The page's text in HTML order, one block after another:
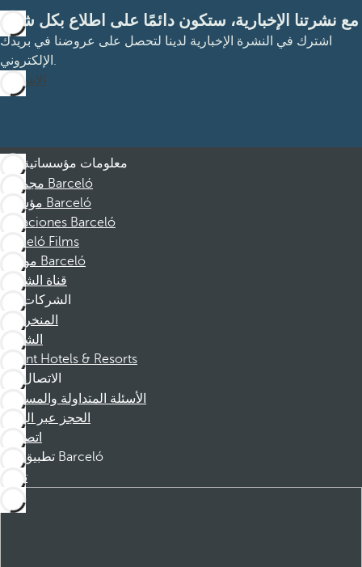
مع نشرتنا الإخبارية، ستكون دائمًا على اطلاع بكل شيء
اشترك في النشرة الإخبارية لدينا لتحصل على عروضنا في بريدك
الإلكتروني.
الاشتراك
معلومات مؤسساتية
مجموعة Barceló
مؤسسة Barceló
Vacaciones Barceló
Barceló Films
موظفو Barceló
قناة الشكوى
الشركات
المنخرطين
الشركاء
Dorint Hotels & Resorts
الاتصال
الأسئلة المتداولة والمساعدة
الحجز عبر الهاتف
اتصل بنا
تطبيق Barceló
تنزيل